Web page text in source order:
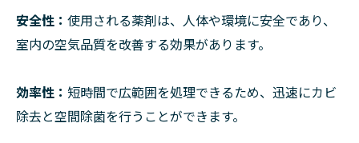
安全性： 使用される薬剤は、人体や環境に安全であり、
室内の空気品質を改善する効果があります。
効率性： 短時間で広範囲を処理できるため、迅速にカビ
除去と空間除菌を行うことができます。